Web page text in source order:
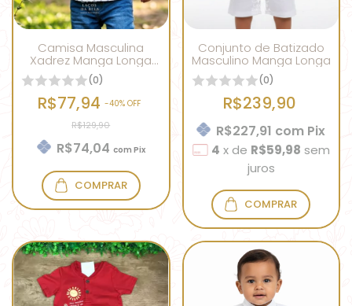
Camisa Masculina
Xadrez Manga Longa
OffWhite
(0)
R$77,94-40% OFF
R$129,90
R$74,04 com Pix
COMPRAR
Conjunto de Batizado
Masculino Manga Longa
(0)
R$239,90
R$227,91 com Pix
4 x de R$59,98 sem
juros
COMPRAR